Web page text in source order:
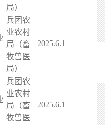
局）
兵团农
业农村
局（畜
牧兽医
局）
2025.6.1
兵团农
业农村
局（畜
牧兽医
2025.6.1